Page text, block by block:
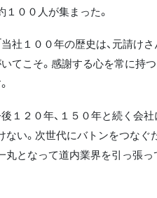
００人が集まった。
社１００年の歴史は、元請け
てこそ。感謝する心を常に持
１２０年、１５０年と続く会社
い。次世代にバトンをつなぐ
丸となって道内業界を引っ張っ